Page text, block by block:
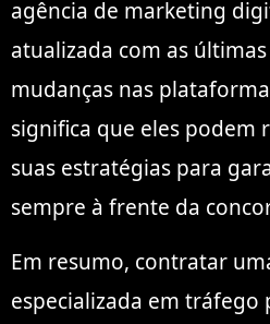
agência de marketing
atualizada com as
mudanças nas
significa que eles podem
suas estratégias para
sempre à frente da
Em resumo, contratar
especializada em